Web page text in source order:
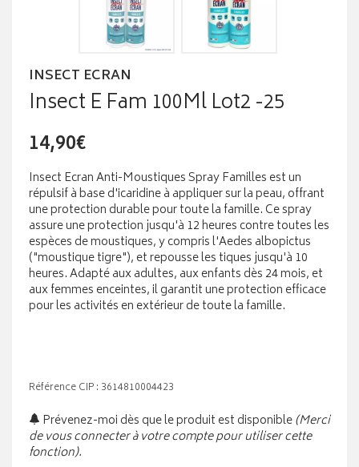
INSECT ECRAN
Insect E Fam 100Ml Lot2 -25
14,90€
Insect Ecran Anti-Moustiques Spray Familles est un
répulsif à base d'icaridine à appliquer sur la peau, offrant
une protection durable pour toute la famille. Ce spray
assure une protection jusqu'à 12 heures contre toutes les
espèces de moustiques, y compris l'Aedes albopictus
("moustique tigre"), et repousse les tiques jusqu'à 10
heures. Adapté aux adultes, aux enfants dès 24 mois, et
aux femmes enceintes, il garantit une protection efficace
pour les activités en extérieur de toute la famille.
Référence CIP : 3614810004423
Prévenez-moi dès que le produit est disponible(Merci
de vous connecter à votre compte pour utiliser cette
fonction).